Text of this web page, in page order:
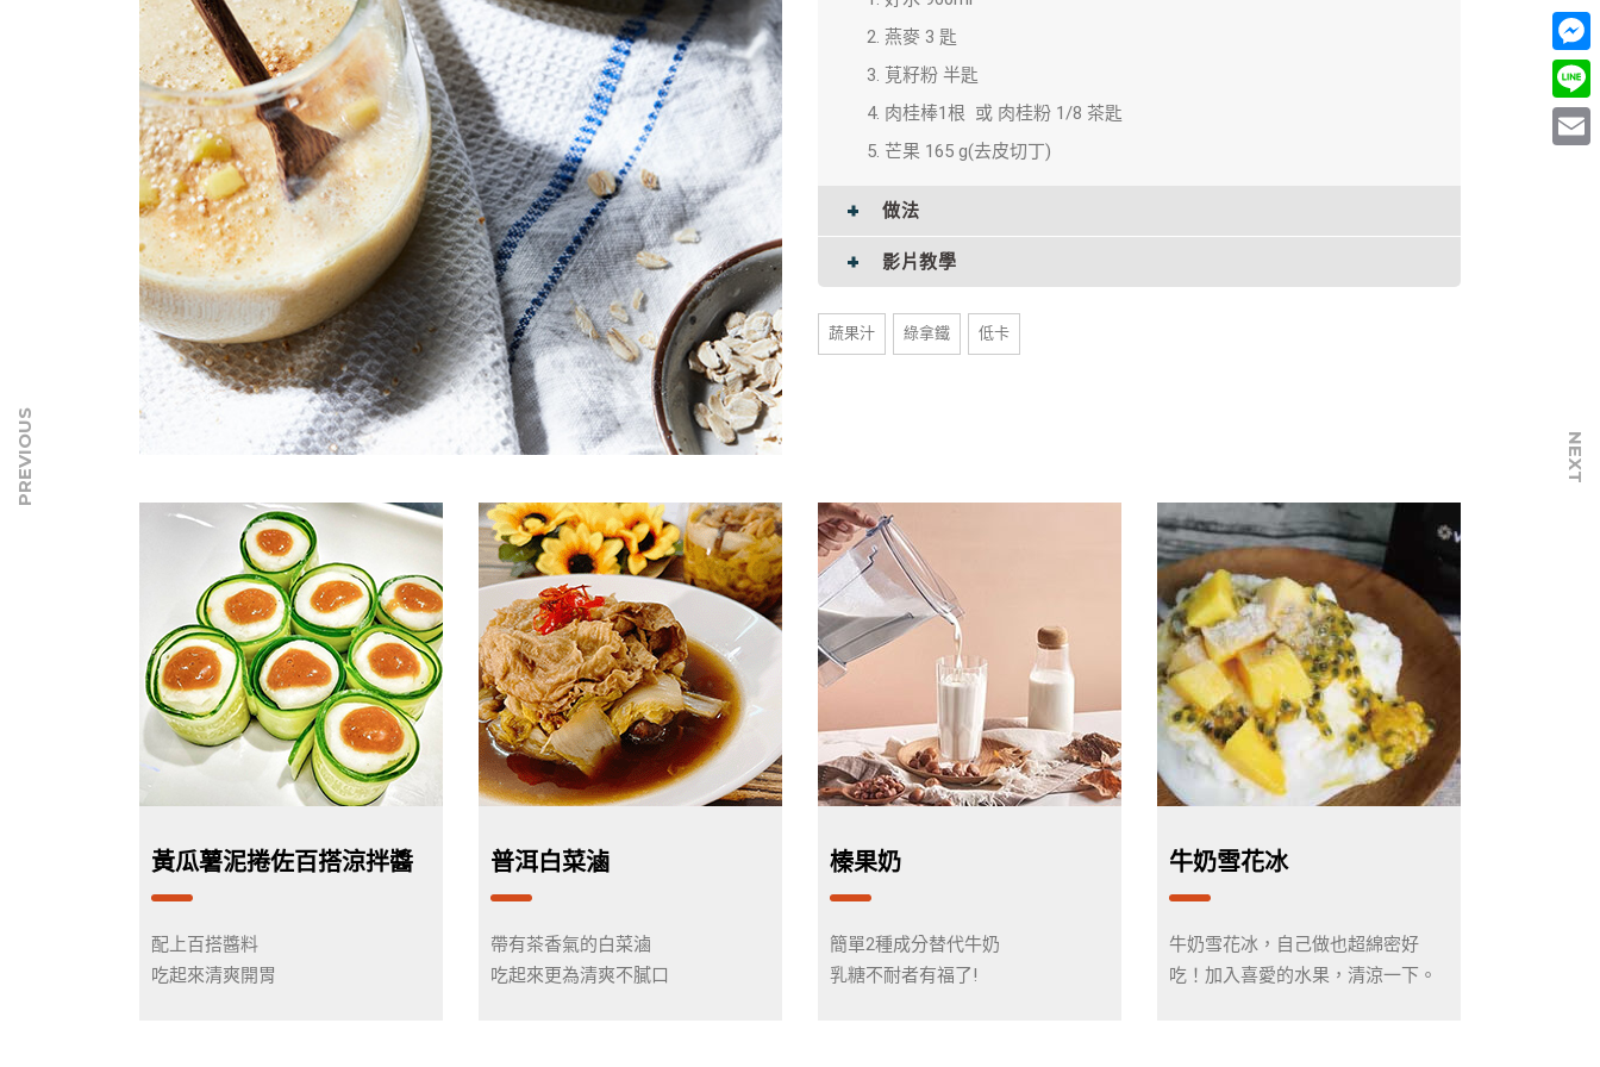
燕麥 3 匙
莧籽粉 半匙
肉桂棒1根 或 肉桂粉 1/8 茶匙
芒果 165 g(去皮切丁)
做法
影片教學
蔬果汁 綠拿鐵 低卡
黃瓜薯泥捲佐百搭涼拌醬
配上百搭醬料
吃起來清爽開胃
普洱白菜滷
帶有茶香氣的白菜滷
吃起來更為清爽不膩口
榛果奶
簡單2種成分替代牛奶
乳糖不耐者有福了!
牛奶雪花冰
牛奶雪花冰，自己做也超綿密好
吃！加入喜愛的水果，清涼一下。
PREVIOUS NEXT
Line